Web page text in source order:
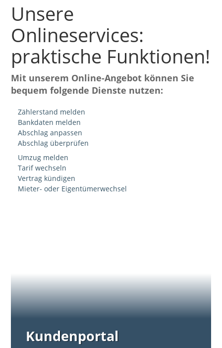
Unsere
Onlineservices:
praktische Funktionen!
Mit unserem Online-Angebot können Sie
bequem folgende Dienste nutzen:
Zählerstand melden
Bankdaten melden
Abschlag anpassen
Abschlag überprüfen
Umzug melden
Tarif wechseln
Vertrag kündigen
Mieter- oder Eigentümerwechsel
Kundenportal